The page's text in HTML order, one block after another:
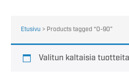
Etusivu > Products tagged “0-90”
Valitun kaltaisia